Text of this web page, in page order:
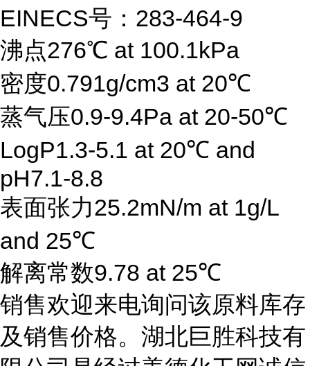
EINECS号：283-464-9
沸点276℃ at 100.1kPa
密度0.791g/cm3 at 20℃
蒸气压0.9-9.4Pa at 20-50℃
LogP1.3-5.1 at 20℃ and
pH7.1-8.8
表面张力25.2mN/m at 1g/L
and 25℃
解离常数9.78 at 25℃
销售欢迎来电询问该原料库存
及销售价格。湖北巨胜科技有